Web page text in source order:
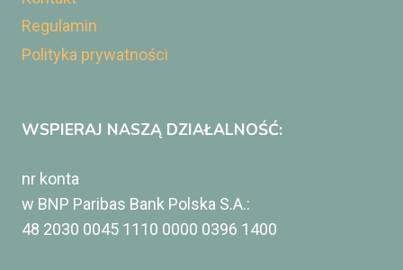
Regulamin
Polityka prywatności
WSPIERAJ NASZĄ DZIAŁALNOŚĆ:
nr konta
w BNP Paribas Bank Polska S.A.:
48 2030 0045 1110 0000 0396 1400